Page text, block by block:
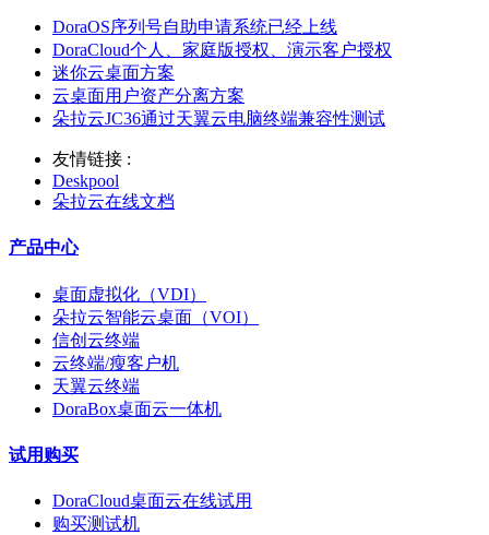
DoraOS序列号自助申请系统已经上线
DoraCloud个人、家庭版授权、演示客户授权
迷你云桌面方案
云桌面用户资产分离方案
朵拉云JC36通过天翼云电脑终端兼容性测试
友情链接 :
Deskpool
朵拉云在线文档
产品中心
桌面虚拟化（VDI）
朵拉云智能云桌面（VOI）
信创云终端
云终端/瘦客户机
天翼云终端
DoraBox桌面云一体机
试用购买
DoraCloud桌面云在线试用
购买测试机